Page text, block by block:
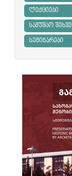
ლექციები
სამუშაო
სემინარები